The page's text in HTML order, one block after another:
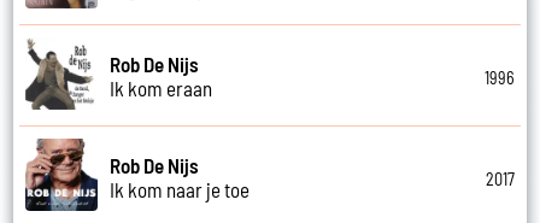
Rob De Nijs
Ik kom eraan
1996
Rob De Nijs
Ik kom naar je toe
2017